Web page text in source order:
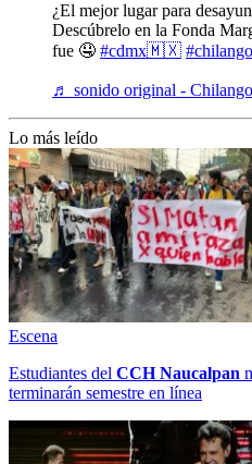
¿El mejor lugar para
Descúbrelo en la Fonda
fue 🤤 #cdmx🇲🇽 #chilango
♬ sonido original - Chilango
Lo más leído
Escena
Estudiantes del CCH Naucalpan
terminarán semestre en línea